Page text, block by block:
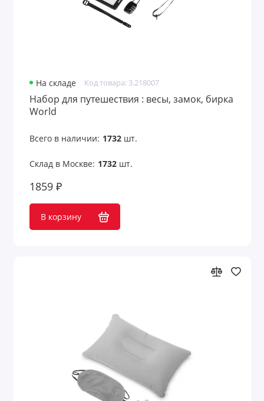
На складе Код товара: 3.218007
Набор для путешествия : весы, замок, бирка
World
Всего в наличии: 1732шт.
Склад в Москве: 1732шт.
1859 ₽
В корзину